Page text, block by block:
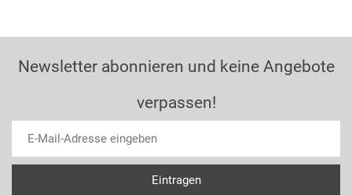
Newsletter abonnieren und keine Angebote
verpassen!